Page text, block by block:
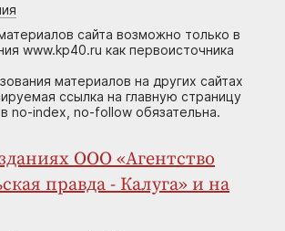
сайта возможно только в
www.kp40.ru как первоисточника
материалов на других сайтах
ссылка на главную страницу
no-index, no-follow обязательна.
ООО «Агентство
правда - Калуга» и на